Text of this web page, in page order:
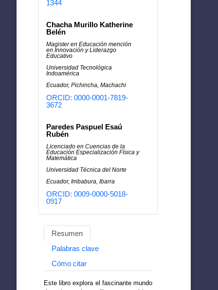
1344
Chacha Murillo Katherine
Belén
Magister en Educación mención
en Innovación y Liderazgo
Educativo
Universidad Tecnológica
Indoamérica
Ecuador, Pichincha, Machachi
ORCID: 0000-0001-7819-
3672
Paredes Paspuel Esaú
Rubén
Licenciado en Cuencias de la
Educación Especialización Física y
Matemática
Universidad Técnica del Norte
Ecuador, Imbabura, Ibarra
ORCID: 0009-0000-5018-
0917
Resumen
Palabras clave
Cómo citar
Este libro explora el fascinante mundo